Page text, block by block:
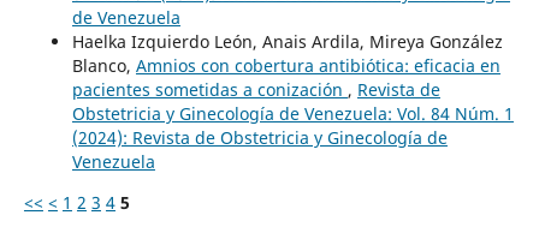
de Venezuela
Haelka Izquierdo León, Anais Ardila, Mireya González
Blanco, Amnios con cobertura antibiótica: eficacia en
pacientes sometidas a conización , Revista de
Obstetricia y Ginecología de Venezuela: Vol. 84 Núm. 1
(2024): Revista de Obstetricia y Ginecología de
Venezuela
<< < 1 2 3 4 5